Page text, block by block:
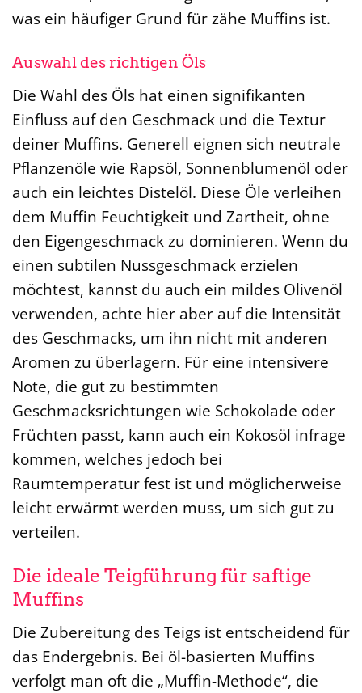
was ein häufiger Grund für zähe Muffins ist.
Auswahl des richtigen Öls
Die Wahl des Öls hat einen signifikanten
Einfluss auf den Geschmack und die Textur
deiner Muffins. Generell eignen sich neutrale
Pflanzenöle wie Rapsöl, Sonnenblumenöl oder
auch ein leichtes Distelöl. Diese Öle verleihen
dem Muffin Feuchtigkeit und Zartheit, ohne
den Eigengeschmack zu dominieren. Wenn du
einen subtilen Nussgeschmack erzielen
möchtest, kannst du auch ein mildes Olivenöl
verwenden, achte hier aber auf die Intensität
des Geschmacks, um ihn nicht mit anderen
Aromen zu überlagern. Für eine intensivere
Note, die gut zu bestimmten
Geschmacksrichtungen wie Schokolade oder
Früchten passt, kann auch ein Kokosöl infrage
kommen, welches jedoch bei
Raumtemperatur fest ist und möglicherweise
leicht erwärmt werden muss, um sich gut zu
verteilen.
Die ideale Teigführung für saftige
Muffins
Die Zubereitung des Teigs ist entscheidend für
das Endergebnis. Bei öl-basierten Muffins
verfolgt man oft die „Muffin-Methode“, die